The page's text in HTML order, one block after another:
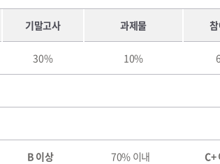
기말고사 과제물
30% 10%
B 이상 70% 이내 C+